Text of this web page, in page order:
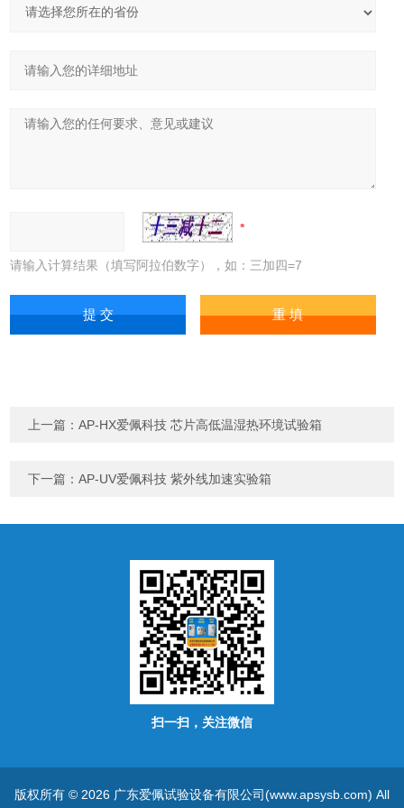
请输入计算结果（填写阿拉伯数字），如：三加四=7
上一篇：AP-HX爱佩科技 芯片高低温湿热环境试验箱
下一篇：AP-UV爱佩科技 紫外线加速实验箱
扫一扫，关注微信
版权所有 © 2026 广东爱佩试验设备有限公司(www.apsysb.com) All